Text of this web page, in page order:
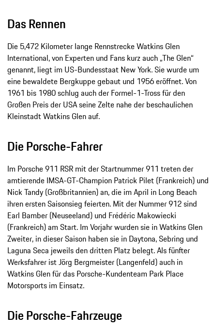
Das Rennen
Die 5,472 Kilometer lange Rennstrecke Watkins Glen
International, von Experten und Fans kurz auch „The Glen“
genannt, liegt im US-Bundesstaat New York. Sie wurde um
eine bewaldete Bergkuppe gebaut und 1956 eröffnet. Von
1961 bis 1980 schlug auch der Formel-1-Tross für den
Großen Preis der USA seine Zelte nahe der beschaulichen
Kleinstadt Watkins Glen auf.
Die Porsche-Fahrer
Im Porsche 911 RSR mit der Startnummer 911 treten der
amtierende IMSA-GT-Champion Patrick Pilet (Frankreich) und
Nick Tandy (Großbritannien) an, die im April in Long Beach
ihren ersten Saisonsieg feierten. Mit der Nummer 912 sind
Earl Bamber (Neuseeland) und Frédéric Makowiecki
(Frankreich) am Start. Im Vorjahr wurden sie in Watkins Glen
Zweiter, in dieser Saison haben sie in Daytona, Sebring und
Laguna Seca jeweils den dritten Platz belegt. Als fünfter
Werksfahrer ist Jörg Bergmeister (Langenfeld) auch in
Watkins Glen für das Porsche-Kundenteam Park Place
Motorsports im Einsatz.
Die Porsche-Fahrzeuge